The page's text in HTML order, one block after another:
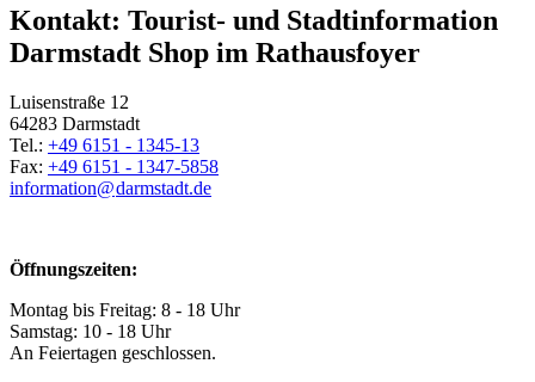
Kontakt: Tourist- und Stadtinformation
Darmstadt Shop im Rathausfoyer
Luisenstraße 12
64283 Darmstadt
Tel.: +49 6151 - 1345-13
Fax: +49 6151 - 1347-5858
information@darmstadt.de
Öffnungszeiten:
Montag bis Freitag: 8 - 18 Uhr
Samstag: 10 - 18 Uhr
An Feiertagen geschlossen.